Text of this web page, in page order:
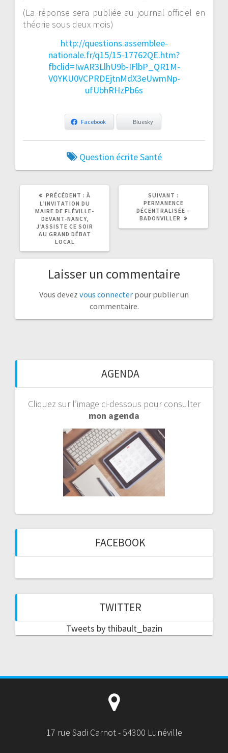
(La réponse sera publiée au journal officiel en
théorie sous deux mois)
http://questions.assemblee-
nationale.fr/q15/15-17762QE.htm?
fbclid=IwAR3LlhU9b-IFlbP_QR1M-
V0YKU0VCPRDEjtnMdX3eUwmNp-
ufUbhRHzPb6s
Facebook Bluesky
Question écriteSanté
PRÉCÉDENT :
ARTICLE
PRÉCÉDENT
À
L’INVITATION DU
MAIRE DE FLÉVILLE-
DEVANT-NANCY,
J’ASSISTE CE SOIR
AU GRAND DÉBAT
LOCAL
SUIVANT :
ARTICLE
SUIVANT
PERMANENCE
DÉCENTRALISÉE –
BADONVILLER
Laisser un commentaire
Vous devez vous connecter pour publier un
commentaire.
AGENDA
Cliquez sur l’image ci-dessous pour consulter
mon agenda
FACEBOOK
TWITTER
Tweets by thibault_bazin
17 rue Sadi Carnot - 54300 Lunéville